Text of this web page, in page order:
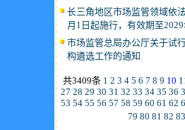
长三角地区市场监管领域依
月1日起施行，有效期至
市场监管总局办公厅关于试
构遴选工作的通知
共3409条 1 2 3 4 5 6 7 8 9 10
27 28 29 30 31 32 33 34 35 36
53 54 55 56 57 58 59 60 61 62
79 80 81 82 83